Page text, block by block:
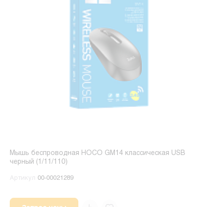
Мышь беспроводная HOCO GM14 классическая USB
черный (1/11/110)
Артикул 00-00021289